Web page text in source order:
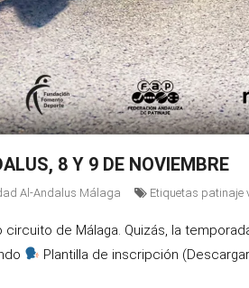
8 Y 9 DE NOVIEMBRE
Al-Andalus Málaga Etiquetas patinaje
de Málaga. Quizás, la
Plantilla de inscripción